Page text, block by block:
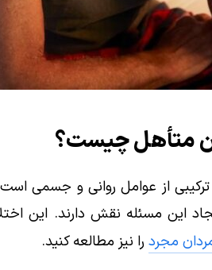
متأهل چیست؟
از عوامل روانی و جسمی
این مسئله نقش دارند. این
مردان مجرد را نیز مطالعه کنید.